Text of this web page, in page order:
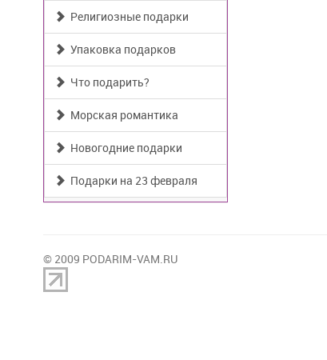
Религиозные подарки
Упаковка подарков
Что подарить?
Морская романтика
Новогодние подарки
Подарки на 23 февраля
© 2009 PODARIM-VAM.RU